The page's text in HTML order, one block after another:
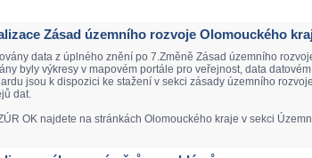
Zásad územního rozvoje Olomouckého
data z úplného znění po 7.Změně Zásad územního
byly výkresy v mapovém portále pro veřejnost, data
jsou k dispozici ke stažení v sekci zásady územního
dat.
OK najdete na stránkách Olomouckého kraje v sekci